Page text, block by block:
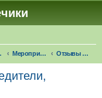
Мероприятия и конкурсы от форума Отзывы и предложения, победители, поздравления и призы